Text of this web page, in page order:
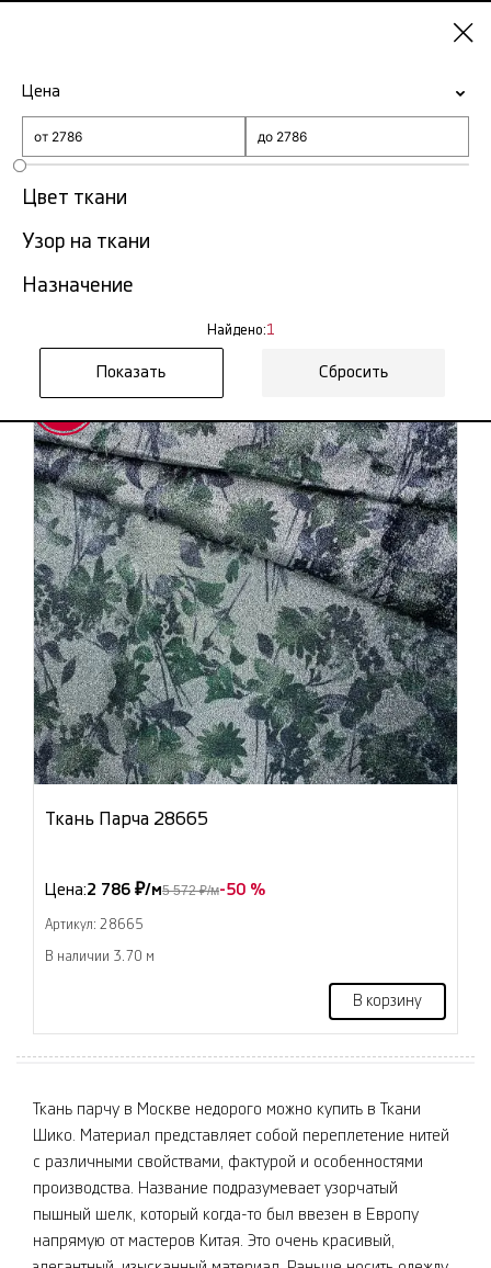
ГлавнаяТкань парча
Ткань парча
Цена
Цвет ткани
Узор на ткани
Назначение
Найдено:1
Сбросить
Ткань Парча 28665
Цена:2 786 ₽/м5 572 ₽/м-50 %
Артикул: 28665
В наличии 3.70 м
В корзину
Ткань парчу в Москве недорого можно купить в Ткани
Шико. Материал представляет собой переплетение нитей
с различными свойствами, фактурой и особенностями
производства. Название подразумевает узорчатый
пышный шелк, который когда-то был ввезен в Европу
напрямую от мастеров Китая. Это очень красивый,